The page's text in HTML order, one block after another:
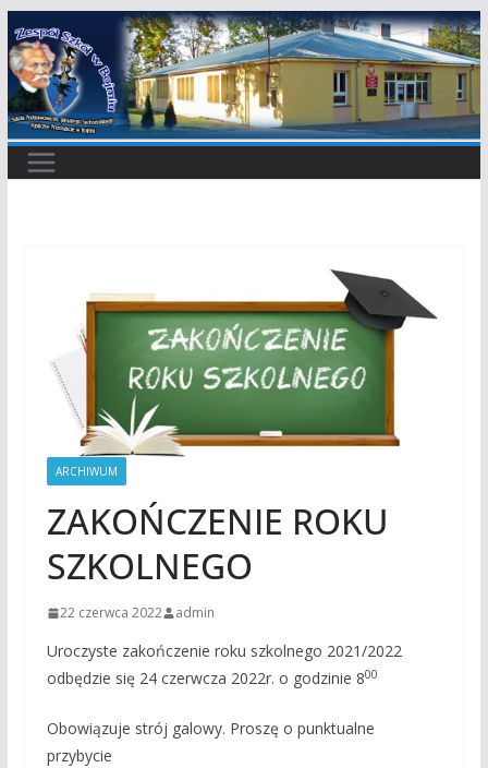
Przejdź
do
treści
ARCHIWUM
ZAKOŃCZENIE ROKU
SZKOLNEGO
22 czerwca 2022 admin
Uroczyste zakończenie roku szkolnego 2021/2022
odbędzie się 24 czerwcza 2022r. o godzinie 800
Obowiązuje strój galowy. Proszę o punktualne
przybycie